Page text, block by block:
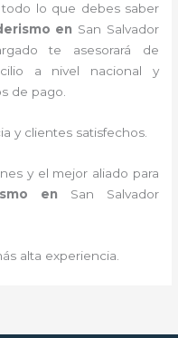
todo lo que debes saber
en San Salvador
te asesorará de
a nivel nacional y
de pago.
y clientes satisfechos.
y el mejor aliado para
en San Salvador
alta experiencia.